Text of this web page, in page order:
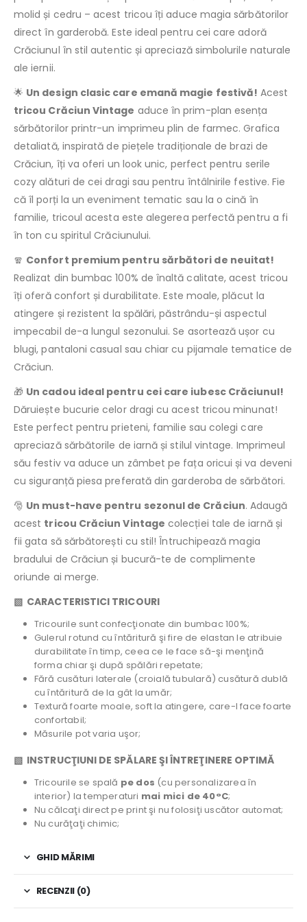
molid și cedru – acest tricou îți aduce magia sărbătorilor
direct în garderobă. Este ideal pentru cei care adoră
Crăciunul în stil autentic și apreciază simbolurile naturale
ale iernii.
🌟 Un design clasic care emană magie festivă! Acest
tricou Crăciun Vintage aduce în prim-plan esența
sărbătorilor printr-un imprimeu plin de farmec. Grafica
detaliată, inspirată de piețele tradiționale de brazi de
Crăciun, îți va oferi un look unic, perfect pentru serile
cozy alături de cei dragi sau pentru întâlnirile festive. Fie
că îl porți la un eveniment tematic sau la o cină în
familie, tricoul acesta este alegerea perfectă pentru a fi
în ton cu spiritul Crăciunului.
🧣 Confort premium pentru sărbători de neuitat!
Realizat din bumbac 100% de înaltă calitate, acest tricou
îți oferă confort și durabilitate. Este moale, plăcut la
atingere și rezistent la spălări, păstrându-și aspectul
impecabil de-a lungul sezonului. Se asortează ușor cu
blugi, pantaloni casual sau chiar cu pijamale tematice de
Crăciun.
🎁 Un cadou ideal pentru cei care iubesc Crăciunul!
Dăruiește bucurie celor dragi cu acest tricou minunat!
Este perfect pentru prieteni, familie sau colegi care
apreciază sărbătorile de iarnă și stilul vintage. Imprimeul
său festiv va aduce un zâmbet pe fața oricui și va deveni
cu siguranță piesa preferată din garderoba de sărbători.
🎅 Un must-have pentru sezonul de Crăciun. Adaugă
acest tricou Crăciun Vintage colecției tale de iarnă și
fii gata să sărbătorești cu stil! Întruchipează magia
bradului de Crăciun și bucură-te de complimente
oriunde ai merge.
▧ CARACTERISTICI TRICOURI
Tricourile sunt confecţionate din bumbac 100%;
Gulerul rotund cu întăritură şi fire de elastan le atribuie
durabilitate în timp, ceea ce le face să-şi menţină
forma chiar şi după spălări repetate;
Fără cusături laterale (croială tubulară) cusătură dublă
cu întăritură de la gât la umăr;
Textură foarte moale, soft la atingere, care-l face foarte
confortabil;
Măsurile pot varia uşor;
▧ INSTRUCŢIUNI DE SPĂLARE ŞI ÎNTREŢINERE OPTIMĂ
Tricourile se spală pe dos (cu personalizarea în
interior) la temperaturi mai mici de 40°C;
Nu călcaţi direct pe print şi nu folosiţi uscător automat;
Nu curăţaţi chimic;
GHID MĂRIMI
RECENZII (0)